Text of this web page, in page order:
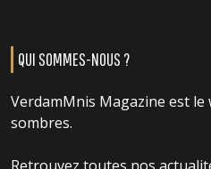
QUI SOMMES-NOUS ?
VerdamMnis Magazine est le
sombres.